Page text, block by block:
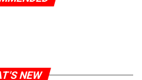
NEW